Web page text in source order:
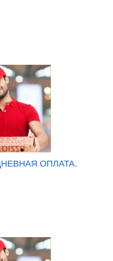
ОПЛАТА.